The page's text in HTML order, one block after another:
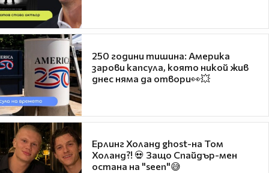
250 години тишина: Америка
зарови капсула, която никой жив
днес няма да отвори👀💥
Ерлинг Холанд ghost-на Том
Холанд?! 💀 Защо Спайдър-мен
остана на "seen"😅